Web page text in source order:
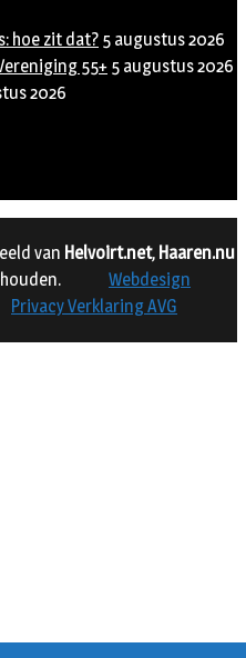
hoe zit dat? 5 augustus 2026
55+ 5 augustus 2026
2026
van Helvoirt.net, Haaren.nu
Webdesign
Privacy Verklaring AVG